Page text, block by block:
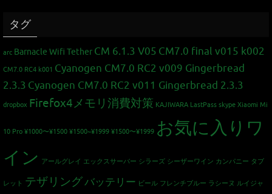
タグ
arc Barnacle Wifi Tether CM 6.1.3 V05 CM7.0 final v015 k002
CM7.0 RC4 k001 Cyanogen CM7.0 RC2 v009 Gingerbread
2.3.3 Cyanogen CM7.0 RC2 v011 Gingerbread 2.3.3
dropbox Firefox4メモリ消費対策 KAJIWARA LastPass skype Xiaomi Mi
10 Pro ¥1000〜¥1500 ¥1500~¥1999 ¥1500〜¥1999 お気に入りワ
イン アールグレイ エックスサーバー シラーズ シーザーワイン カンパニー タブ
レット テザリングバッテリー ビール フレンチブルー ラシーヌ ルイジャ